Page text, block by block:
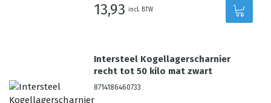
13,93 incl. BTW
Intersteel Kogellagerscharnier
recht tot 50 kilo mat zwart
8714186460733